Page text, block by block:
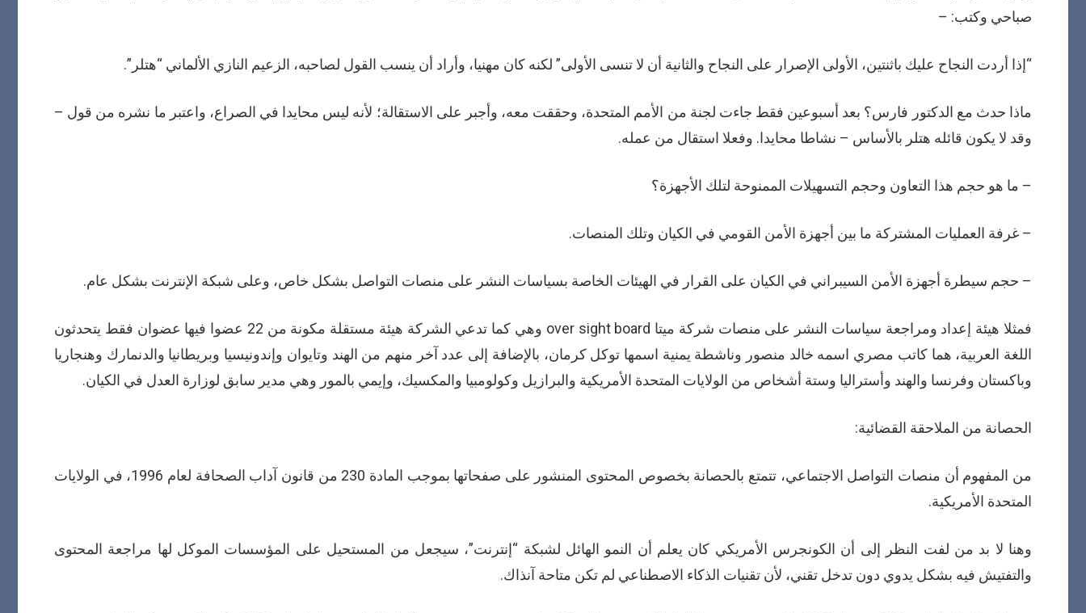
صباحي وكتب: –
“إذا أردت النجاح عليك باثنتين، الأولى الإصرار على النجاح والثانية أن لا تنسى الأولى” لكنه كان مهنيا، وأراد أن ينسب القول لصاحبه، الزعيم النازي الألماني “هتلر”.
ماذا حدث مع الدكتور فارس؟ بعد أسبوعين فقط جاءت لجنة من الأمم المتحدة، وحققت معه، وأجبر على الاستقالة؛ لأنه ليس محايدا في الصراع، واعتبر ما نشره من قول –
وقد لا يكون قائله هتلر بالأساس – نشاطا محايدا. وفعلا استقال من عمله.
– ما هو حجم هذا التعاون وحجم التسهيلات الممنوحة لتلك الأجهزة؟
– غرفة العمليات المشتركة ما بين أجهزة الأمن القومي في الكيان وتلك المنصات.
– حجم سيطرة أجهزة الأمن السيبراني في الكيان على القرار في الهيئات الخاصة بسياسات النشر على منصات التواصل بشكل خاص، وعلى شبكة الإنترنت بشكل عام.
فمثلا هيئة إعداد ومراجعة سياسات النشر على منصات شركة ميتا over sight board وهي كما تدعي الشركة هيئة مستقلة مكونة من 22 عضوا فيها عضوان فقط يتحدثون
اللغة العربية، هما كاتب مصري اسمه خالد منصور وناشطة يمنية اسمها توكل كرمان، بالإضافة إلى عدد آخر منهم من الهند وتايوان وإندونيسيا وبريطانيا والدنمارك وهنجاريا
وباكستان وفرنسا والهند وأستراليا وستة أشخاص من الولايات المتحدة الأمريكية والبرازيل وكولومبيا والمكسيك، وإيمي بالمور وهي مدير سابق لوزارة العدل في الكيان.
الحصانة من الملاحقة القضائية:
من المفهوم أن منصات التواصل الاجتماعي، تتمتع بالحصانة بخصوص المحتوى المنشور على صفحاتها بموجب المادة 230 من قانون آداب الصحافة لعام 1996، في الولايات
المتحدة الأمريكية.
وهنا لا بد من لفت النظر إلى أن الكونجرس الأمريكي كان يعلم أن النمو الهائل لشبكة “إنترنت”، سيجعل من المستحيل على المؤسسات الموكل لها مراجعة المحتوى
والتفتيش فيه بشكل يدوي دون تدخل تقني، لأن تقنيات الذكاء الاصطناعي لم تكن متاحة آنذاك.